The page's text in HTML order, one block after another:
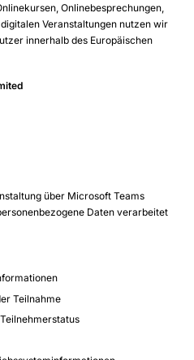
Onlinebesprechungen,
Veranstaltungen nutzen wir
innerhalb des Europäischen
über Microsoft Teams
Daten verarbeitet
Teilnahme